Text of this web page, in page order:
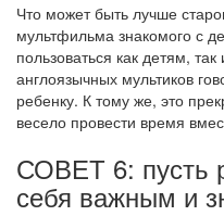
Что может быть лучше
мультфильма знакомого с
пользоваться как детям,
англоязычных мультиков
ребенку. К тому же, это
весело провести время
СОВЕТ 6: пусть
себя важным и